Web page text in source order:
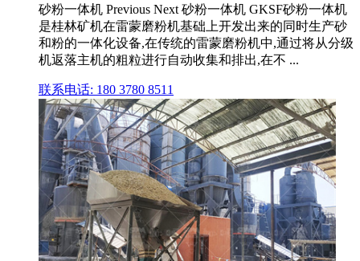
砂粉一体机 Previous Next 砂粉一体机 GKSF砂粉一体机
是桂林矿机在雷蒙磨粉机基础上开发出来的同时生产砂
和粉的一体化设备,在传统的雷蒙磨粉机中,通过将从分级
机返落主机的粗粒进行自动收集和排出,在不 ...
联系电话: 180 3780 8511